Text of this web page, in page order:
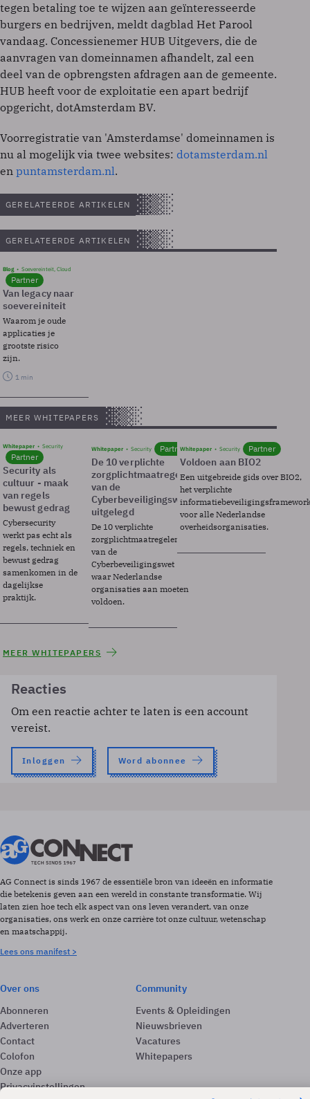
tegen betaling toe te wijzen aan geïnteresseerde
burgers en bedrijven, meldt dagblad Het Parool
vandaag. Concessienemer HUB Uitgevers, die de
aanvragen van domeinnamen afhandelt, zal een
deel van de opbrengsten afdragen aan de gemeente.
HUB heeft voor de exploitatie een apart bedrijf
opgericht, dotAmsterdam BV.
Voorregistratie van 'Amsterdamse' domeinnamen is
nu al mogelijk via twee websites: dotamsterdam.nl
en puntamsterdam.nl.
GERELATEERDE ARTIKELEN
GERELATEERDE ARTIKELEN
Blog Soevereinteit, Cloud
Partner
Van legacy naar
soevereiniteit
Waarom je oude
applicaties je
grootste risico
zijn.
1 min
MEER WHITEPAPERS
Whitepaper Security
Partner
Security als
cultuur - maak
van regels
bewust gedrag
Cybersecurity
werkt pas echt als
regels, techniek en
bewust gedrag
samenkomen in de
dagelijkse
praktijk.
Whitepaper Security Partner
De 10 verplichte
zorgplichtmaatregelen
van de
Cyberbeveiligingswet
uitgelegd
De 10 verplichte
zorgplichtmaatregelen
van de
Cyberbeveiligingswet
waar Nederlandse
organisaties aan moeten
voldoen.
Whitepaper Security Partner
Voldoen aan BIO2
Een uitgebreide gids over BIO2,
het verplichte
voor alle Nederlandse
overheidsorganisaties.
MEER WHITEPAPERS
Reacties
Om een reactie achter te laten is een account
vereist.
Inloggen Word abonnee
AG Connect is sinds 1967 de essentiële bron van ideeën en informatie
die betekenis geven aan een wereld in constante transformatie. Wij
laten zien hoe tech elk aspect van ons leven verandert, van onze
organisaties, ons werk en onze carrière tot onze cultuur, wetenschap
en maatschappij.
Lees ons manifest >
Over ons
Abonneren
Adverteren
Contact
Colofon
Onze app
Privacyinstellingen
Community
Events & Opleidingen
Nieuwsbrieven
Vacatures
Whitepapers